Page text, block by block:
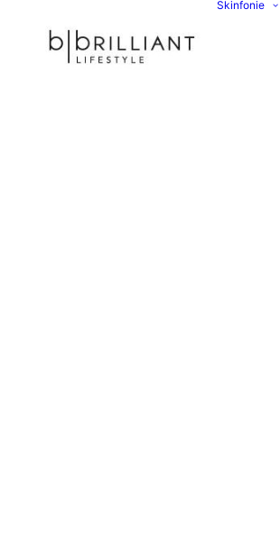
Skinfonie